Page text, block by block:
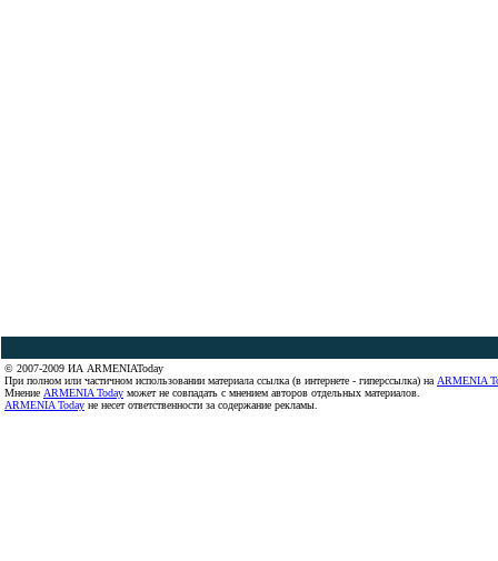
© 2007-2009 ИА ARMENIAToday
При полном или частичном использовании материала ссылка (в интернете - гиперссылка) на ARMENIA
Мнение ARMENIA Today может не совпадать с мнением авторов отдельных материалов.
ARMENIA Today не несет ответственности за содержание рекламы.